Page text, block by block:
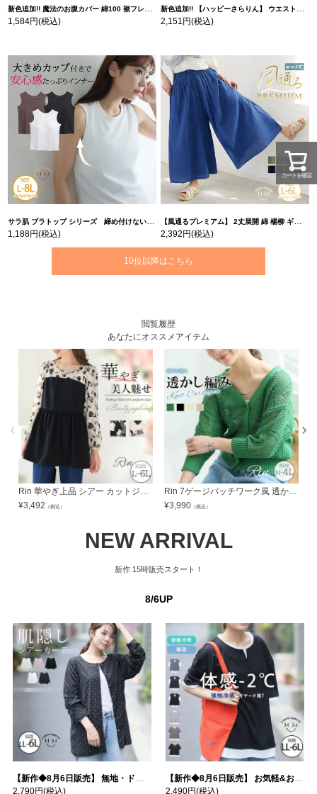
新色追加!! 魔法のお腹カバー 綿100 裾フレア Tシャツ | 大きいサイズの通販ならハッピーマリリン
1,584円(税込)
新色追加!! 【ハッピーさらりん】 ウエストタック入り スッキリ魅せ コクーントップス | 大きいサイズの通販ならハッピーマリリン
2,151円(税込)
サラ肌 ブラトップ シリーズ 締め付けない リブ タンクトップ | 大きいサイズの通販ならハッピーマリリン
1,188円(税込)
【風通るプレミアム】 2丈展開 綿 楊柳 ギャザー フレア スカンツ 【ウェストゴム】 | 大きいサイズの通販ならハッピーマリリン
2,392円(税込)
10位以降はこちら
閲覧履歴
あなたにオススメアイテム
Rin 華やぎ上品 シアー カットジャガードトップス オフィス 大人 着やせ 体型カバー ビジネス 通勤 ママ | 大きいサイズの通販ならハッピーマリリン
¥3,492 （税込）
Rin 7ゲージパッチワーク風 透かし編み カーデ オフィス 大人 着やせ 体型カバー ビジネス 通勤 ママ | 大きいサイズの通販ならハッピーマリリン
¥3,990 （税込）
NEW ARRIVAL
新作 15時販売スタート！
8/6UP
【新作◆8月6日販売】 無地・ドット柄から選べる 忍ばせ 活躍 シアー カーデ | 大きいサイズの通販ならハッピーマリリン
2,790円(税込)
【新作◆8月6日販売】 お気軽&お手軽 選べるデザイン 接触冷感 レイヤード風 コットン トップス | 大きいサイズの通販ならハッピーマリリン
2,490円(税込)
カートを確認